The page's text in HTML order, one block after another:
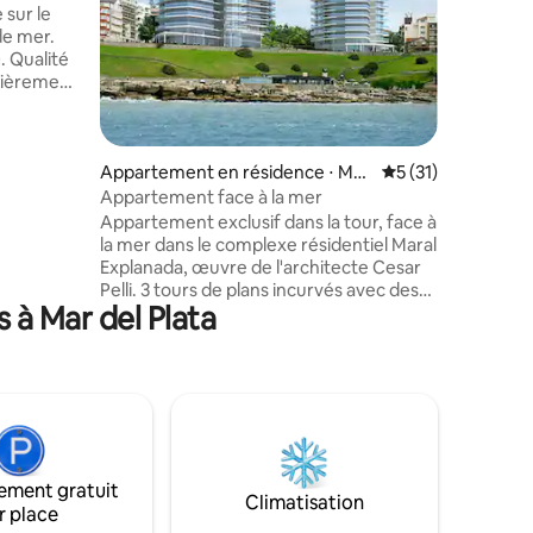
: 4,86 sur 5
sur le
mer.
Qualité
Appartement en résidence ⋅ Mar
del Plata
Évaluation
5 (31)
Appartement face à la mer
Appartement exclusif dans la tour, face à
la mer dans le complexe résidentiel Maral
Explanada, œuvre de l'architecte Cesar
Pelli. 3 tours de plans incurvés avec des
balcons en porte-à-faux, situées dans un
bloc entier, dans une atmosphère
chambre en suite avec salle de bain
complète avec hydromassage, toilettes,
cuisine intégrée avec bar, garage fixe et
à Mar del Plata
gratuit
place
Climatisation